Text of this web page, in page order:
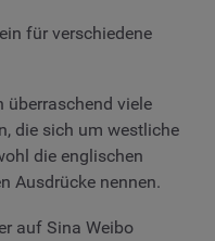
für verschiedene
überraschend viele
die sich um westliche
die englischen
Ausdrücke nennen.
auf Sina Weibo